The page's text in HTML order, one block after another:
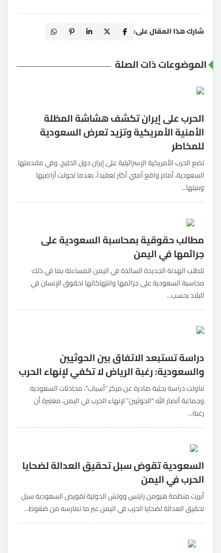
شارك هذا المقال على:
الموضوعات ذات الصلة
الحرب على إيران تكشف هشاشة المظلة
الأمنية الأمريكية وتزيد تعرض السعودية
للمخاطر
تضع الحرب الأمريكية الإسرائيلية على إيران دول الخليج، وفي مقدمتها
السعودية، أمام واقع أمني أكثر تعقيداً، بعدما تحولت أراضيها
وبنيتها...
مطالب حقوقية بمحاسبة السعودية على
جرائمها في اليمن
تتطلب الهدنة الجديدة السائدة في اليمن المساءلة بما في ذلك
محاسبة السعودية على جرائمها وانتهاكاتها لحقوق الإنسان في
البلاد بحسب...
دراسة تستبعد الاتفاق بين الحوثيين
والسعودية: رغبة الرياض لا تكفي لإنهاء الحرب
تناولت دراسة بحثية صادرة عن مركز “أسباب“، محادثات السعودية
وجماعة أنصار الله “الحوثيين” لإنهاء الحرب في اليمن، معتبرة أن
رغبة...
السعودية تقوض سبل تحقيق العدالة لضحايا
الحرب في اليمن
أبرزت منظمة هيومن رايتس ووتش الدولية تقويض السعودية سبل
تحقيق العدالة لضحايا الحرب في اليمن عبر ما تمارسه من ضغوط...